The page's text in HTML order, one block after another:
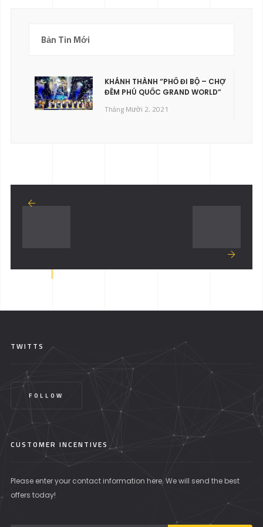
Bản Tin Mới
KHÁNH THÀNH “PHỐ ĐI BỘ – CHỢ
ĐÊM PHÚ QUỐC GRAND WORLD”
Tháng Mười 2, 2021
TWITTS
FOLLOW
CUSTOMER INCENTIVES
Please enter your contact information here. We will send the best
offers today!